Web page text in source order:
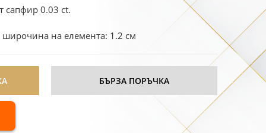
сапфир 0.03 ct.
на елемента: 1.2 см
БЪРЗА ПОРЪЧКА